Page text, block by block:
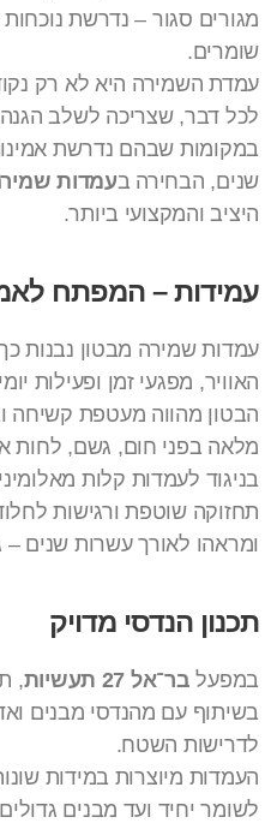
מגורים סגור – נדרשת
שומרים.
עמדת השמירה היא לא רק
לכל דבר, שצריכה לשלב הגנה,
במקומות שבהם נדרשת
שנים, הבחירה בעמדות
היציב והמקצועי ביותר.
עמידות – המפתח
עמדות שמירה מבטון נבנות
האוויר, מפגעי זמן ופעילות
הבטון מהווה מעטפת קשיחה
מלאה בפני חום, גשם, לחות או
בניגוד לעמדות קלות
תחזוקה שוטפת ורגישות
ומראהו לאורך עשרות שנים
תכנון הנדסי מדויק
במפעל בר־אל 27 תעשיות
,
בשיתוף עם מהנדסי מבנים
לדרישות השטח.
העמדות מיוצרות במידות
לשומר יחיד ועד מבנים